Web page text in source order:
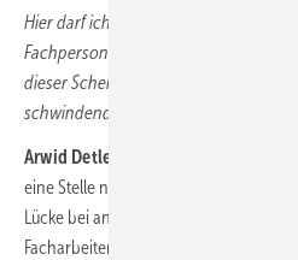
Hier darf ich gleich einhaken, ohne die
Fachpersonals vergessen zu wollen:
dieser Schere wachsender
schwindenden Arbeitskräftepool raus?
Arwid Detlefs:
eine Stelle neu besetzt, reißt es in der
Lücke bei anderen Unternehmen. Wir
Facharbeitermangel von rechts nach